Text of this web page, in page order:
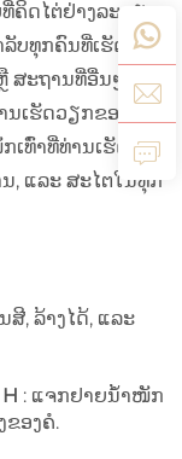
ດໄຕ່ຢ່າງລະອຽດ,
ບທຸກຄົນທີ່ເຮັດ
ສະຖານທີ່ອື່ນໆທີ່
ເຮັດວຽກຂອງ
ທົ່າທີ່ທ່ານເຮັດ,
, ແລະ ສະໄຕໃນທຸກ
ສີ, ລ້າງໄດ້, ແລະ
: ແຈກຢາຍນ້ຳໜັກ
ຂອງຄໍ.